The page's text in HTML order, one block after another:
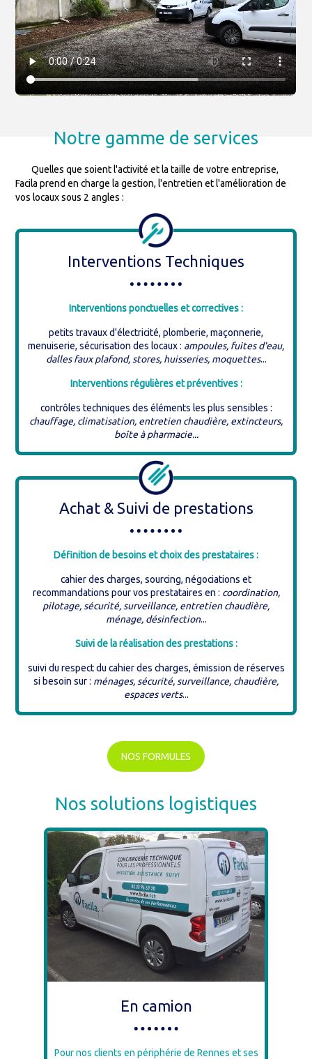
Notre gamme de services
Quelles que soient l'activité et la taille de votre entreprise,
Facila prend en charge la gestion, l'entretien et l'amélioration de
vos locaux sous 2 angles :
Interventions Techniques
Interventions ponctuelles et correctives :
petits travaux d'électricité, plomberie, maçonnerie,
menuiserie, sécurisation des locaux : ampoules, fuites d'eau,
dalles faux plafond, stores, huisseries, moquettes...
Interventions régulières et préventives :
contrôles techniques des éléments les plus sensibles :
chauffage, climatisation, entretien chaudière, extincteurs,
boîte à pharmacie...
Achat & Suivi de prestations
Définition de besoins et choix des prestataires :
cahier des charges, sourcing, négociations et
recommandations pour vos prestataires en : coordination,
pilotage, sécurité, surveillance, entretien chaudière,
ménage, désinfection...
Suivi de la réalisation des prestations :
suivi du respect du cahier des charges, émission de réserves
si besoin sur : ménages, sécurité, surveillance, chaudière,
espaces verts...
NOS FORMULES
Nos solutions logistiques
En camion
Pour nos clients en périphérie de Rennes et ses